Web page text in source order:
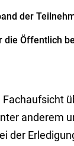
der
die Öffentlich
Fachaufsicht
anderem
der